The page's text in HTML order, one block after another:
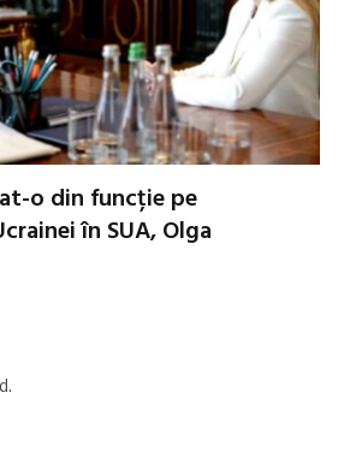
o din funcție pe
în SUA, Olga